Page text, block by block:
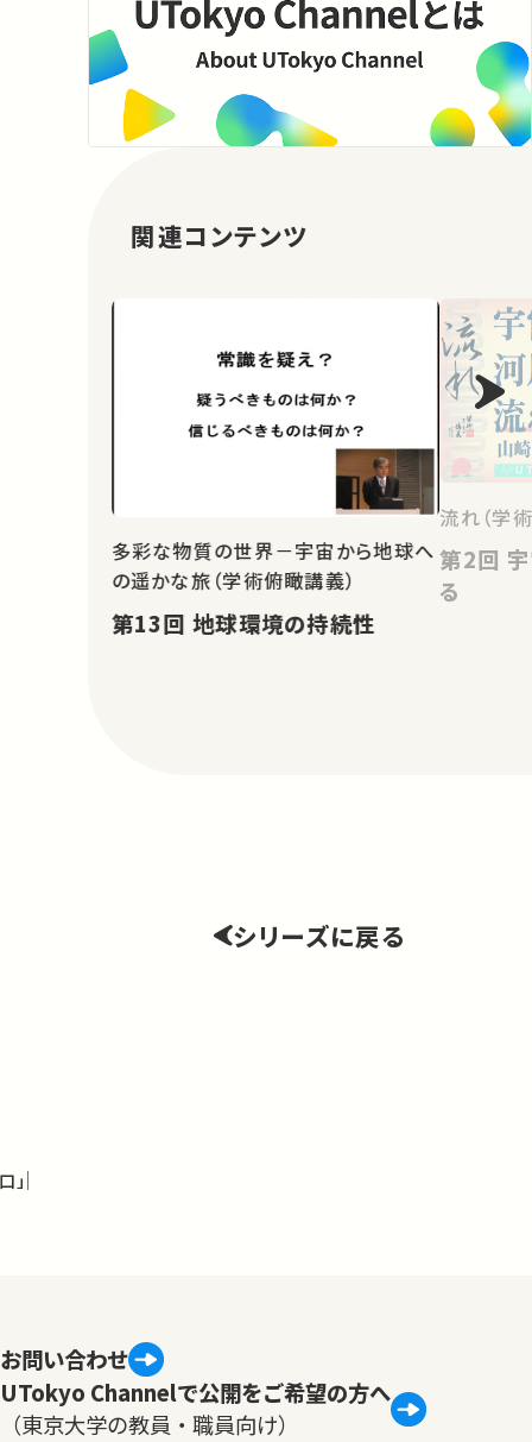
関連コンテンツ
多彩な物質の世界－宇宙から地球へ
の遥かな旅（学術俯瞰講義）
第13回 地球環境の持続性
流れ（学
第2回 宇宙から河川の流れを測
る
シリーズに戻る
」
お問い合わせ
UTokyo Channelで公開をご希望の方へ
（東京大学の教員・職員向け）